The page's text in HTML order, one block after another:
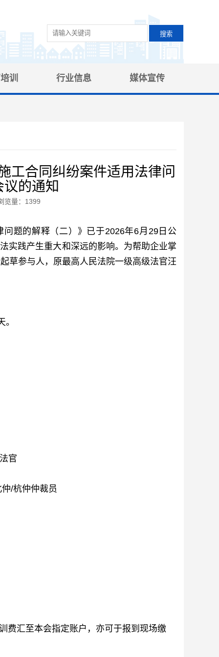
训 行业信息 媒体宣传
工合同纠纷案件适用法律问
的通知
量：1399
题的解释（二）》 已于2026年6月29日公
实践产生重大和深远的影响。为帮助企业掌
草参与人，原最高人民法院一级高级法官汪
官
/杭仲仲裁员
费汇至本会指定账户，亦可于报到现场缴